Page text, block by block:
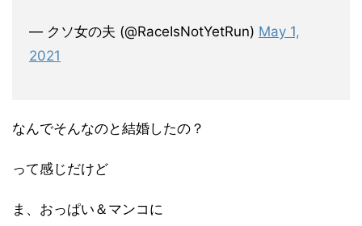
— クソ女の夫 (@RaceIsNotYetRun) May 1,
2021
なんでそんなのと結婚したの？
って感じだけど
ま、おっぱい＆マンコに